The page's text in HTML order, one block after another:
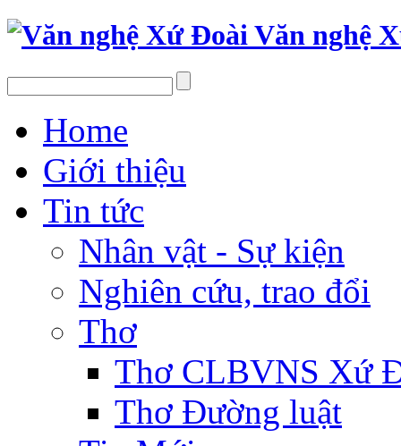
Văn nghệ
Home
Giới thiệu
Tin tức
Nhân vật - Sự kiện
Nghiên cứu, trao đổi
Thơ
Thơ CLBVNS Xứ
Thơ Đường luật